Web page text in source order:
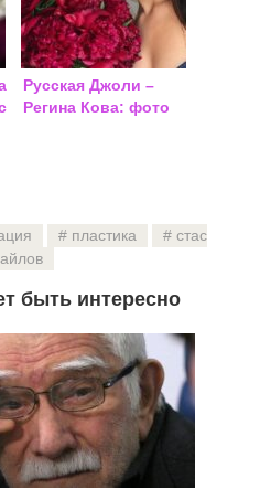
Русская Джоли –
Регина Кова: фото
пластика
стас
быть интересно